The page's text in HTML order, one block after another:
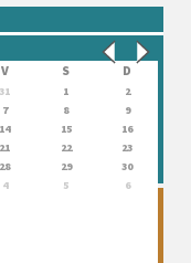
V S D
31 1
2
7 8
9
14 15
16
21 22
23
28 29
30
4 5 6